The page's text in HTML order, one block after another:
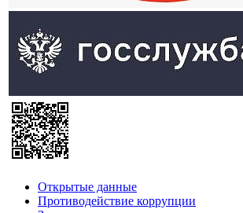
Открытые данные
Противодействие коррупции